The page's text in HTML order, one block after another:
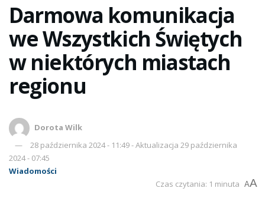
Darmowa komunikacja
we Wszystkich Świętych
w niektórych miastach
regionu
Dorota Wilk
28 października 2024 - 11:49 - Aktualizacja 29 października
2024 - 07:45
Wiadomości
Czas czytania: 1 minuta AA